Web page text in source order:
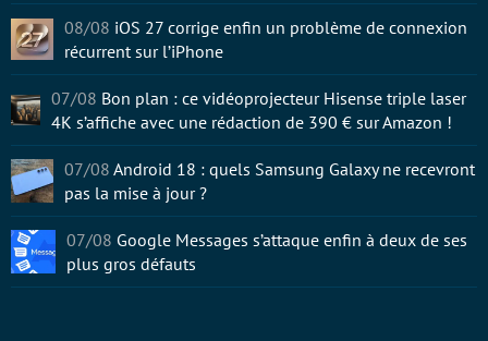
08/08 iOS 27 corrige enfin un problème de connexion
récurrent sur l’iPhone
07/08 Bon plan : ce vidéoprojecteur Hisense triple laser
4K s’affiche avec une rédaction de 390 € sur Amazon !
07/08 Android 18 : quels Samsung Galaxy ne recevront
pas la mise à jour ?
07/08 Google Messages s’attaque enfin à deux de ses
plus gros défauts